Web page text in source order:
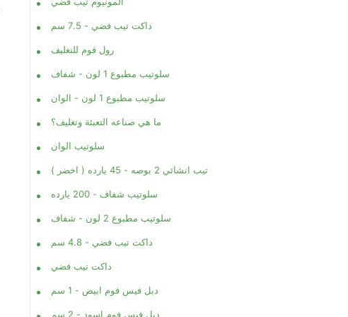
داكت تيب فضي - 7.5 سم
رول فوم للتغليف
سلوتيب مطبوع 1 لون - شفاف
سلوتيب مطبوع 1 لون - الوان
ما هي صناعه التعبئة وتغليف؟
سلوتيب الوان
تيب انشائي 2 بوصه - 45 يارده ( اخضر )
سلوتيب شفاف - 200 يارده
سلوتيب مطبوع 2 لون - شفاف
داكت تيب فضي - 4.8 سم
داكت تيب فضي
دبل فيس فوم ابيض - 1 سم
دبل فيس فوم اسود - 2 سم